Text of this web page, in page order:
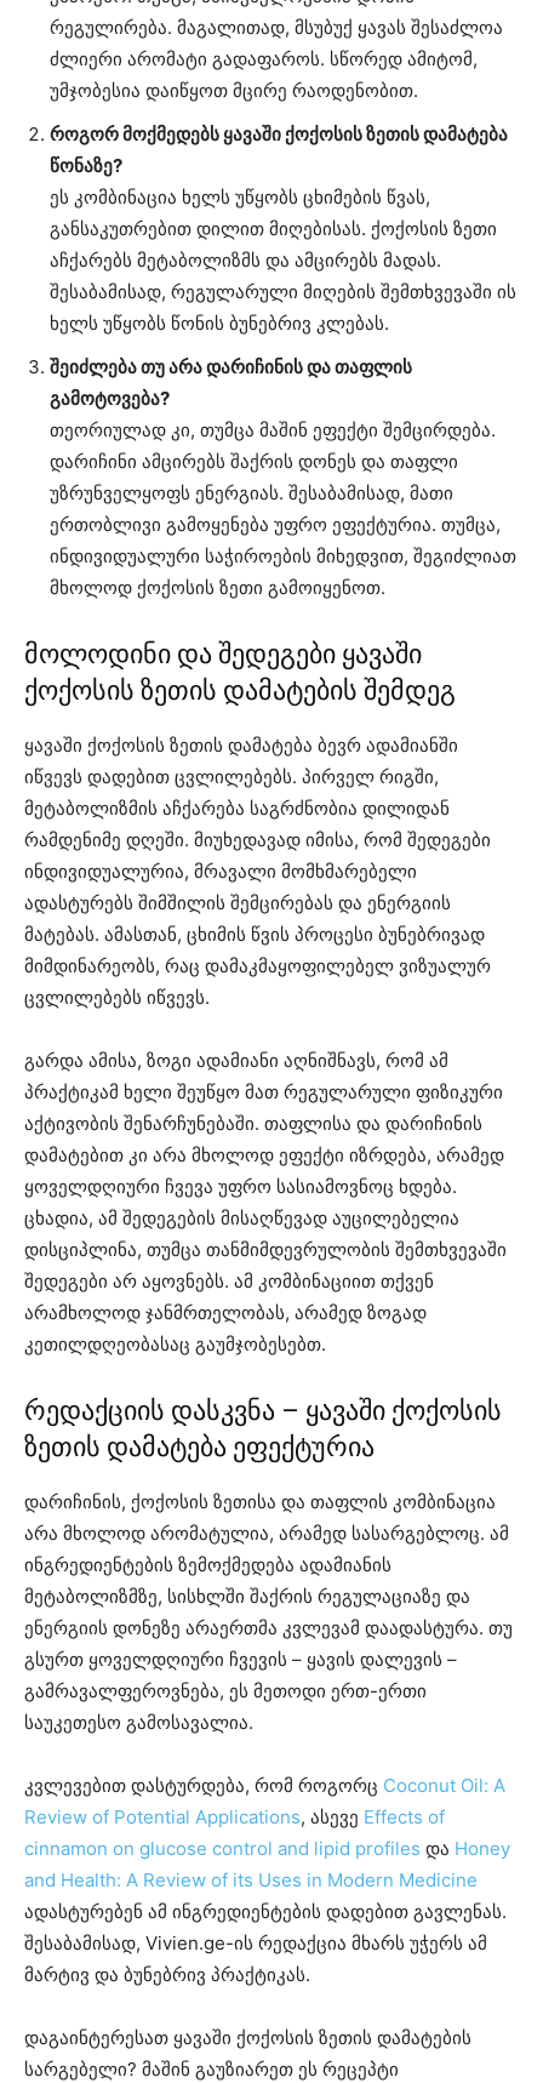
რეგულირება. მაგალითად, მსუბუქ ყავას შესაძლოა
ძლიერი არომატი გადაფაროს. სწორედ ამიტომ,
უმჯობესია დაიწყოთ მცირე რაოდენობით.
როგორ მოქმედებს ყავაში ქოქოსის ზეთის დამატება
წონაზე?
ეს კომბინაცია ხელს უწყობს ცხიმების წვას,
განსაკუთრებით დილით მიღებისას. ქოქოსის ზეთი
აჩქარებს მეტაბოლიზმს და ამცირებს მადას.
შესაბამისად, რეგულარული მიღების შემთხვევაში ის
ხელს უწყობს წონის ბუნებრივ კლებას.
შეიძლება თუ არა დარიჩინის და თაფლის
გამოტოვება?
თეორიულად კი, თუმცა მაშინ ეფექტი შემცირდება.
დარიჩინი ამცირებს შაქრის დონეს და თაფლი
უზრუნველყოფს ენერგიას. შესაბამისად, მათი
ერთობლივი გამოყენება უფრო ეფექტურია. თუმცა,
ინდივიდუალური საჭიროების მიხედვით, შეგიძლიათ
მხოლოდ ქოქოსის ზეთი გამოიყენოთ.
მოლოდინი და შედეგები ყავაში
ქოქოსის ზეთის დამატების შემდეგ
ყავაში ქოქოსის ზეთის დამატება ბევრ ადამიანში
იწვევს დადებით ცვლილებებს. პირველ რიგში,
მეტაბოლიზმის აჩქარება საგრძნობია დილიდან
რამდენიმე დღეში. მიუხედავად იმისა, რომ შედეგები
ინდივიდუალურია, მრავალი მომხმარებელი
ადასტურებს შიმშილის შემცირებას და ენერგიის
მატებას. ამასთან, ცხიმის წვის პროცესი ბუნებრივად
მიმდინარეობს, რაც დამაკმაყოფილებელ ვიზუალურ
ცვლილებებს იწვევს.
გარდა ამისა, ზოგი ადამიანი აღნიშნავს, რომ ამ
პრაქტიკამ ხელი შეუწყო მათ რეგულარული ფიზიკური
აქტივობის შენარჩუნებაში. თაფლისა და დარიჩინის
დამატებით კი არა მხოლოდ ეფექტი იზრდება, არამედ
ყოველდღიური ჩვევა უფრო სასიამოვნოც ხდება.
ცხადია, ამ შედეგების მისაღწევად აუცილებელია
დისციპლინა, თუმცა თანმიმდევრულობის შემთხვევაში
შედეგები არ აყოვნებს. ამ კომბინაციით თქვენ
არამხოლოდ ჯანმრთელობას, არამედ ზოგად
კეთილდღეობასაც გაუმჯობესებთ.
რედაქციის დასკვნა – ყავაში ქოქოსის
ზეთის დამატება ეფექტურია
დარიჩინის, ქოქოსის ზეთისა და თაფლის კომბინაცია
არა მხოლოდ არომატულია, არამედ სასარგებლოც. ამ
ინგრედიენტების ზემოქმედება ადამიანის
მეტაბოლიზმზე, სისხლში შაქრის რეგულაციაზე და
ენერგიის დონეზე არაერთმა კვლევამ დაადასტურა. თუ
გსურთ ყოველდღიური ჩვევის – ყავის დალევის –
გამრავალფეროვნება, ეს მეთოდი ერთ-ერთი
საუკეთესო გამოსავალია.
კვლევებით დასტურდება, რომ როგორც Coconut Oil: A
Review of Potential Applications, ასევე Effects of
cinnamon on glucose control and lipid profiles და Honey
and Health: A Review of its Uses in Modern Medicine
ადასტურებენ ამ ინგრედიენტების დადებით გავლენას.
შესაბამისად, Vivien.ge-ის რედაქცია მხარს უჭერს ამ
მარტივ და ბუნებრივ პრაქტიკას.
დაგაინტერესათ ყავაში ქოქოსის ზეთის დამატების
სარგებელი? მაშინ გაუზიარეთ ეს რეცეპტი